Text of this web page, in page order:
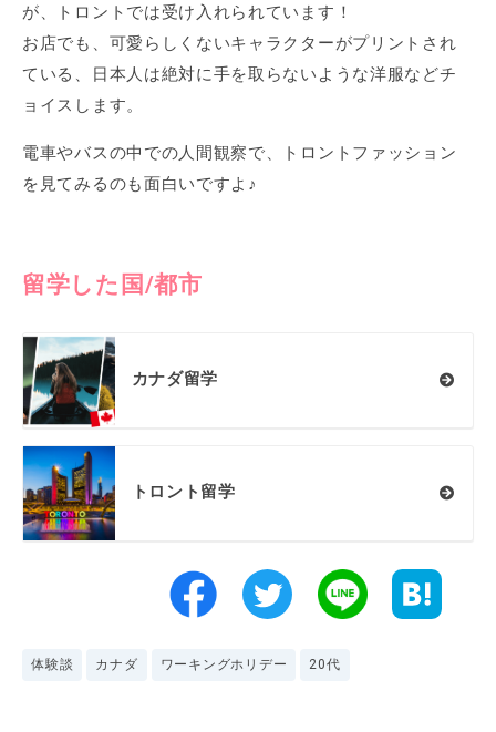
が、トロントでは受け入れられています！
お店でも、可愛らしくないキャラクターがプリントされ
ている、日本人は絶対に手を取らないような洋服などチ
ョイスします。
電車やバスの中での人間観察で、トロントファッション
を見てみるのも面白いですよ♪
留学した国/都市
カナダ留学
トロント留学
体験談 カナダ ワーキングホリデー 20代